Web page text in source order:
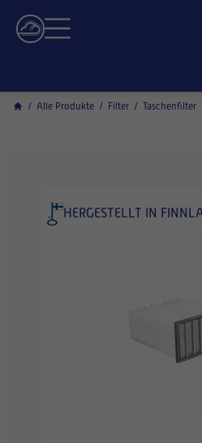
/ Alle Produkte / Filter / Taschenfilter
HERGESTELLT IN